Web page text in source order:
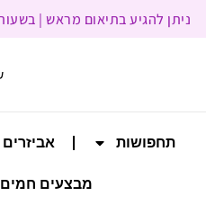
ניתן להגיע בתיאום מראש | בשעות הפעילות 9:00 עד 20:00 ניתן לרכוש במקום ,
תחפושות אביזרים
מבצעים חמים